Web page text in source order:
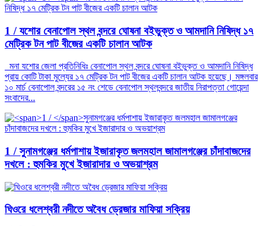
1 /যশোর বেনাপোল স্থল বন্দরে ঘোষনা বইভুক্ত ও আমদানি নিষিদ্ধ ১৭
মেট্রিক টন পাট বীজের একটি চালান আটক
মনা যশোর জেলা প্রতিনিধিঃ বেনাপোল স্থল বন্দরে ঘোষনা বইভুক্ত ও আমদানি নিষিদ্ধ
প্রায় কোটি টাকা মুল্যের ১৭ মেট্রিক টন পাট বীজের একটি চালান আটক হয়েছে। মঙ্গলবার
১০ মার্চ বেনাপোল বন্দরের ১৫ নং শেডে বেনাপোল স্থলবন্দরে জাতীয় নিরাপত্তা গোয়েন্দা
সংবাদের...
1 /সুনামগঞ্জের ধর্মপাশায় ইজারাকৃত জলমহাল জামালগঞ্জের চাঁদাবাজদের
দখলে : হুমকির মুখে ইজারাদার ও অভয়াশ্রম
ঘিওরে ধলেশ্বরী নদীতে অবৈধ ড্রেজার মাফিয়া সক্রিয়